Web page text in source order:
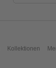
Kollektionen